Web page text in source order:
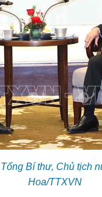
Bí thư, Chủ tịch
Hoa/TTXVN